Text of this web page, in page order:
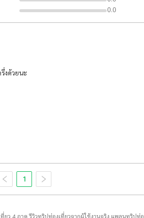
0.0
งด้วยนะ
1
ยว 4 ภาค รีวิวทริปท่องเที่ยวจากผู้ใช้งานจริง แพลนทริปท่